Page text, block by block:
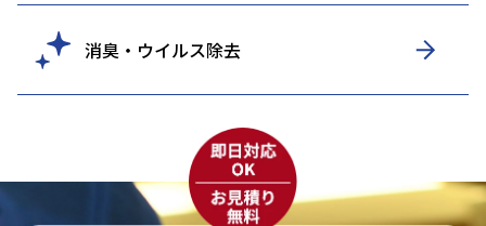
消臭・ウイルス除去